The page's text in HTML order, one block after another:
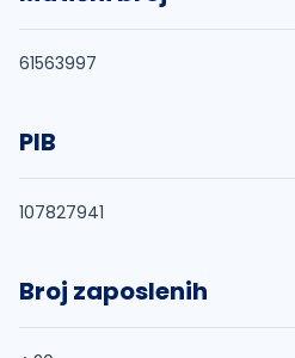
61563997
PIB
107827941
Broj zaposlenih